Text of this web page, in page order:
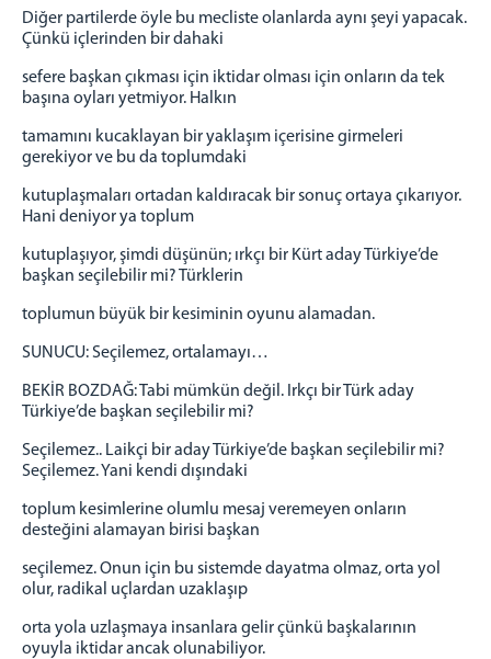
Diğer partilerde öyle bu mecliste olanlarda aynı şeyi yapacak.
Çünkü içlerinden bir dahaki
sefere başkan çıkması için iktidar olması için onların da tek
başına oyları yetmiyor. Halkın
tamamını kucaklayan bir yaklaşım içerisine girmeleri
gerekiyor ve bu da toplumdaki
kutuplaşmaları ortadan kaldıracak bir sonuç ortaya çıkarıyor.
Hani deniyor ya toplum
kutuplaşıyor, şimdi düşünün; ırkçı bir Kürt aday Türkiye’de
başkan seçilebilir mi? Türklerin
toplumun büyük bir kesiminin oyunu alamadan.
SUNUCU: Seçilemez, ortalamayı…
BEKİR BOZDAĞ: Tabi mümkün değil. Irkçı bir Türk aday
Türkiye’de başkan seçilebilir mi?
Seçilemez.. Laikçi bir aday Türkiye’de başkan seçilebilir mi?
Seçilemez. Yani kendi dışındaki
toplum kesimlerine olumlu mesaj veremeyen onların
desteğini alamayan birisi başkan
seçilemez. Onun için bu sistemde dayatma olmaz, orta yol
olur, radikal uçlardan uzaklaşıp
orta yola uzlaşmaya insanlara gelir çünkü başkalarının
oyuyla iktidar ancak olunabiliyor.